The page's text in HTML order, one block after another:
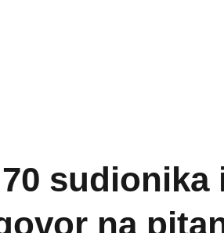
sudionika
na